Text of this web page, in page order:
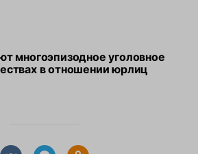
многоэпизодное уголовное
в отношении юрлиц